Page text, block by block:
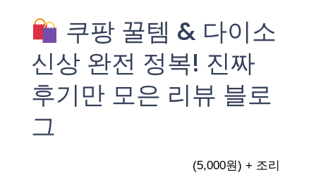
쿠팡 꿀템 & 다이소
신상 완전 정복! 진짜
후기만 모은 리뷰 블로
그
(5,000원) + 조리